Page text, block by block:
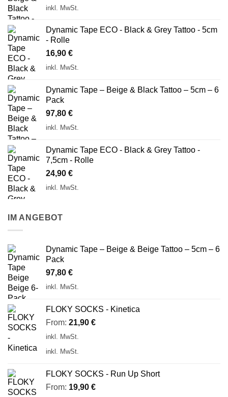
inkl. MwSt.
Dynamic Tape ECO - Black & Grey Tattoo - 5cm
- Rolle
16,90 €
inkl. MwSt.
Dynamic Tape – Beige & Black Tattoo – 5cm – 6
Pack
97,80 €
inkl. MwSt.
Dynamic Tape ECO - Black & Grey Tattoo -
7,5cm - Rolle
24,90 €
inkl. MwSt.
IM ANGEBOT
Dynamic Tape – Beige & Beige Tattoo – 5cm – 6
Pack
97,80 €
inkl. MwSt.
FLOKY SOCKS - Kinetica
From: 21,90 €
inkl. MwSt.
inkl. MwSt.
FLOKY SOCKS - Run Up Short
From: 19,90 €